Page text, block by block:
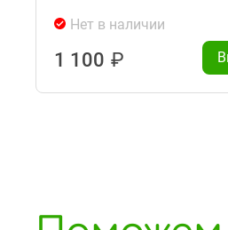
Нет в наличии
1 100 ₽